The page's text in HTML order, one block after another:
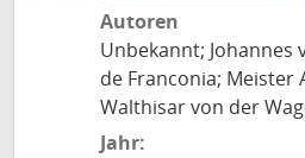
Autoren
Unbekannt; Johannes
de Franconia; Meister
Walthisar von der
Jahr: